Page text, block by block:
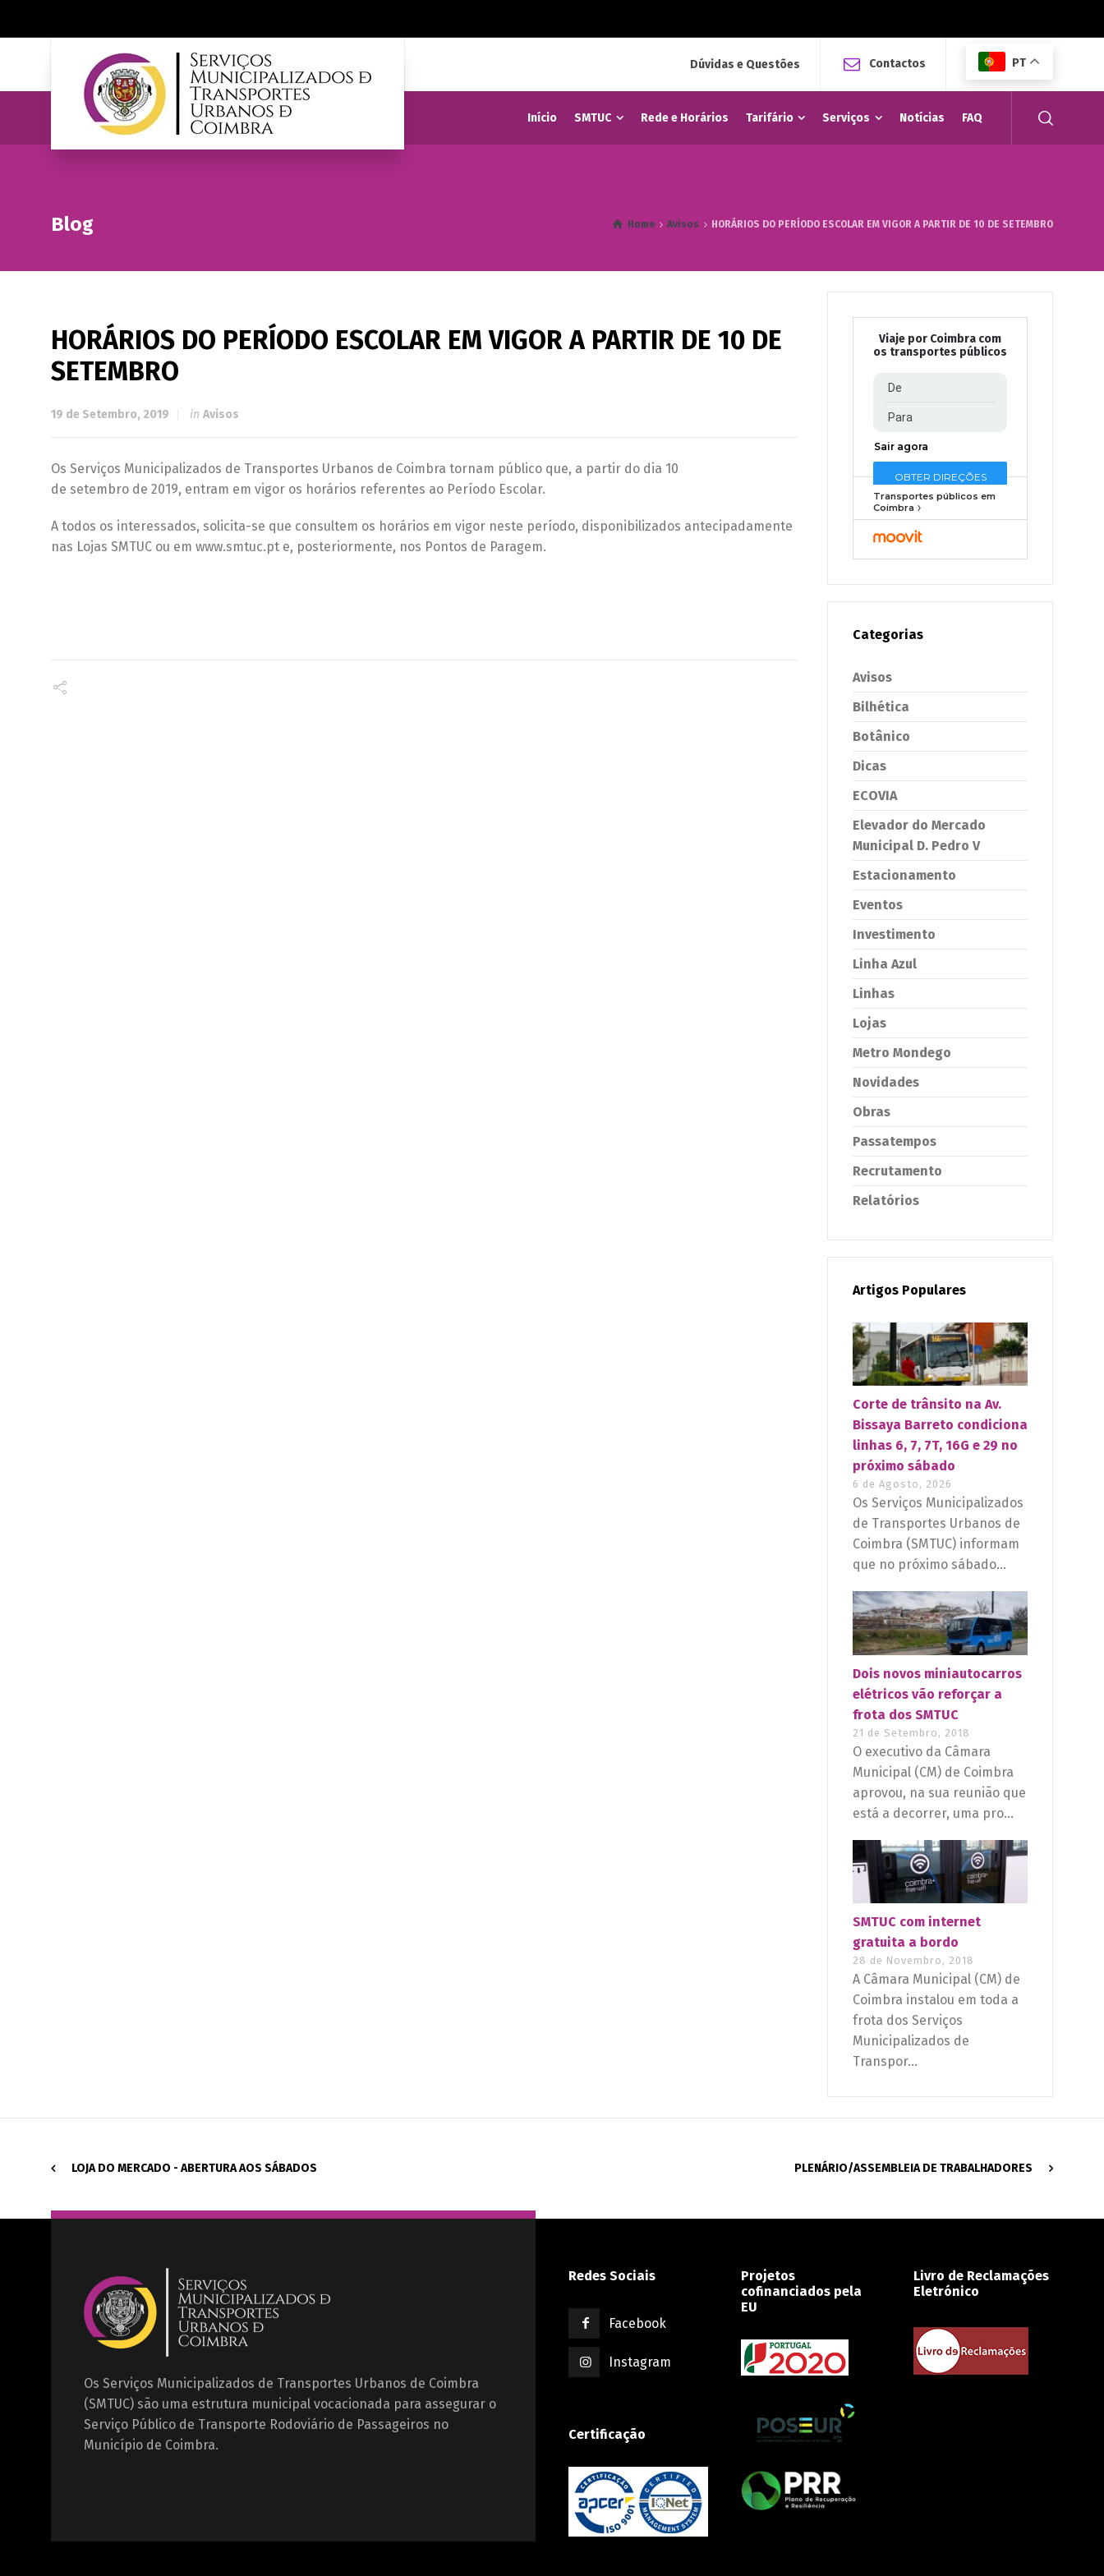
Dúvidas e Questões Contactos PT
Início SMTUC Rede e Horários Tarifário Serviços Notícias FAQ
Blog Home Avisos HORÁRIOS DO PERÍODO ESCOLAR EM VIGOR A PARTIR DE 10 DE SETEMBRO
HORÁRIOS DO PERÍODO ESCOLAR EM VIGOR A PARTIR DE 10 DE
SETEMBRO
19 de Setembro, 2019 in Avisos
Os Serviços Municipalizados de Transportes Urbanos de Coimbra tornam público que, a partir do dia 10
de setembro de 2019, entram em vigor os horários referentes ao Período Escolar.
A todos os interessados, solicita-se que consultem os horários em vigor neste período, disponibilizados antecipadamente
nas Lojas SMTUC ou em www.smtuc.pt e, posteriormente, nos Pontos de Paragem.
Viaje por Coimbra com
os transportes públicos
Transportes públicos em
Coimbra
Categorias
Avisos
Bilhética
Botânico
Dicas
ECOVIA
Elevador do Mercado
Municipal D. Pedro V
Estacionamento
Eventos
Investimento
Linha Azul
Linhas
Lojas
Metro Mondego
Novidades
Obras
Passatempos
Recrutamento
Relatórios
Artigos Populares
Corte de trânsito na Av.
Bissaya Barreto condiciona
linhas 6, 7, 7T, 16G e 29 no
próximo sábado
6 de Agosto, 2026
Os Serviços Municipalizados
de Transportes Urbanos de
Coimbra (SMTUC) informam
que no próximo sábado...
Dois novos miniautocarros
elétricos vão reforçar a
frota dos SMTUC
21 de Setembro, 2018
O executivo da Câmara
Municipal (CM) de Coimbra
aprovou, na sua reunião que
está a decorrer, uma pro...
SMTUC com internet
gratuita a bordo
28 de Novembro, 2018
A Câmara Municipal (CM) de
Coimbra instalou em toda a
frota dos Serviços
Municipalizados de
Transpor...
LOJA DO MERCADO - ABERTURA AOS SÁBADOS PLENÁRIO/ASSEMBLEIA DE TRABALHADORES
Os Serviços Municipalizados de Transportes Urbanos de Coimbra
(SMTUC) são uma estrutura municipal vocacionada para assegurar o
Serviço Público de Transporte Rodoviário de Passageiros no
Município de Coimbra.
Redes Sociais
Facebook
Instagram
Certificação
Projetos
cofinanciados pela
EU
Livro de Reclamações
Eletrónico